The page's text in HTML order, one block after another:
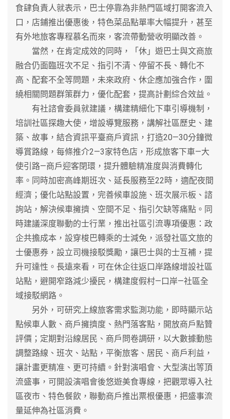
食肆負責人就表示，巴士停靠為非熱門區域打開客流入
口，店鋪推出優惠後，特色菜品點單率大幅提升，甚至
有外地旅客專程慕名而來，客流帶動營收明顯改善。
當然，在肯定成效的同時，「休」遊巴士與文商旅
融合仍面臨班次不足、指引不清、停留不長、轉化不
高、配套不全等問題，未來政府、休企應加強合作，圍
繞相關問題群策群力，優化配套，提高計劃綜合效益。
有社諮會委員就建議，構建精細化下車引導機制，
培訓社區探趣大使，增設導覽服務，講解社區歷史、建
築、故事，結合資訊平臺商戶資訊，打造20—30分鐘微
導賞路線，每條推介2—3家特色店，形成旅客下車—大
使引路—商戶迎客閉環，提升體驗精准度與消費轉化
率。同時加密高峰期班次、延長服務至22時，適配夜間
經濟；優化站點設置，完善候車設施、班次展示板、諮
詢站，解決候車擁擠、空間不足、指引欠缺等痛點。同
時建議深度聯動的士行業，推出社區引流專項優惠：政
企共擔成本，設穿梭巴轉乘的士減免，派發社區文旅的
士優惠券，設立司機接駁獎勵，讓巴士與的士互補，提
升可達性。長遠來看，可在休企往返口岸路線增設社區
站點，避開窄路減少擾民，構建度假村—口岸—社區全
域接駁網路。
另外，可研究上線旅客需求監測功能，即時顯示站
點候車人數、商戶擁擠度、熱門落客點，開放商戶點贊
評價；定期對沿線居民、商戶問卷調研，以大數據動態
調整路線、班次、站點，平衡旅客、居民、商戶利益，
讓計畫更精准、更可持續。針對演唱會、大型演出等頂
流盛事，可開設演唱會後悠遊美食專線，把觀眾導入社
區夜市、特色餐飲，聯動商戶推出票根優惠，把盛事流
量延伸為社區消費。